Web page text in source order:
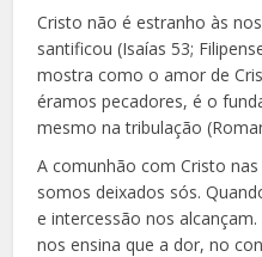
Cristo não é estranho às
santificou (Isaías 53;
mostra como o amor de
éramos pecadores, é o
mesmo na tribulação
A comunhão com Cristo
somos deixados sós.
e intercessão nos
nos ensina que a dor, no